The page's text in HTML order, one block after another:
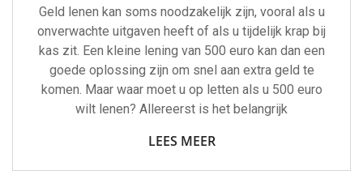
Geld lenen kan soms noodzakelijk zijn, vooral als u
onverwachte uitgaven heeft of als u tijdelijk krap bij
kas zit. Een kleine lening van 500 euro kan dan een
goede oplossing zijn om snel aan extra geld te
komen. Maar waar moet u op letten als u 500 euro
wilt lenen? Allereerst is het belangrijk
LEES MEER